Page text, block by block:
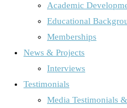
Academic
Educational
Memberships
News & Projects
Interviews
Testimonials
Media Testimonials
Audience Research /Media
Research / Interview
und Ihre Mediennutzung,
News, Projects & Interviews